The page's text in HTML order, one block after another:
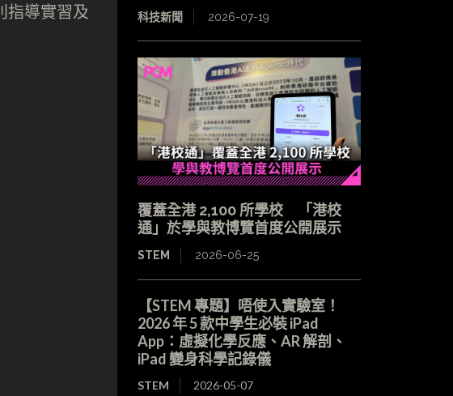
指導實習及
科技新聞 2026-07-19
覆蓋全港 2,100 所學校 「港校
通」於學與教博覽首度公開展示
STEM 2026-06-25
【STEM 專題】唔使入實驗室！
2026 年 5 款中學生必裝 iPad
App：虛擬化學反應、AR 解剖、
iPad 變身科學記錄儀
STEM 2026-05-07